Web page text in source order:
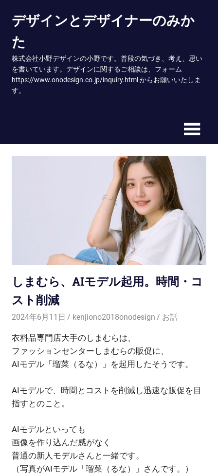
content
デザインとデザイナーのみか
た
株式会社小野デザインの小野です。普段の気づき、考え、思い
を書いています。デザインに関するご相談は、フォーム
https://www.onodesign.co.jp/inquiry.html からお願いいたしま
す。
しまむら、AIモデル起用。時間・コ
スト削減
2024年6月11日 kenjiono2018onodesign お話
衣料品専門店大手のしまむらは、
ファッションセンターしまむらの販促に、
AIモデル「瑠菜（るな）」を起用したそうです。
AIモデルで、時間とコストを削減し迅速な販促を目
指すとのこと。
AIモデルといっても
画像を作り込んだ感がなく
普通の新人モデルさんと一緒です。
（写真がAIモデル「瑠菜（るな）」さんです。）